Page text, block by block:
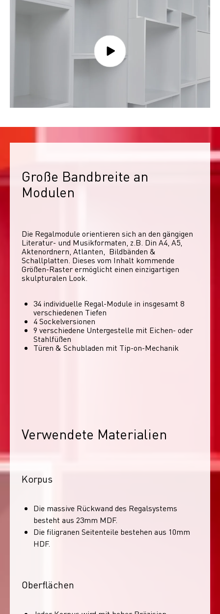
Große Bandbreite an
Modulen
Die Regalmodule orientieren sich an den gängigen
Literatur- und Musikformaten, z.B. Din A4, A5,
Aktenordnern, Atlanten,  Bildbänden &
Schallplatten. Dieses vom Inhalt kommende
Größen-Raster ermöglicht einen einzigartigen
skulpturalen Look.
34 individuelle Regal-Module​ in insgesamt 8
verschiedenen Tiefen
4 Sockelversionen​
9 verschiedene Untergestelle mit Eichen- oder
Stahlfüßen
Türen & Schubladen mit Tip-on-Mechanik
Verwendete Materialien
Korpus
Die massive Rückwand des Regalsystems
besteht aus 23mm MDF.
Die filigranen Seitenteile bestehen aus 10mm
HDF.
Oberflächen